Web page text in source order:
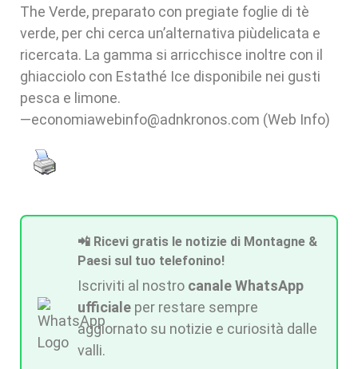
The Verde, preparato con pregiate foglie di tè
verde, per chi cerca un’alternativa piùdelicata e
ricercata. La gamma si arricchisce inoltre con il
ghiacciolo con Estathé Ice disponibile nei gusti
pesca e limone.
—economiawebinfo@adnkronos.com (Web Info)
📲 Ricevi gratis le notizie di Montagne &
Paesi sul tuo telefonino!
Iscriviti al nostro canale WhatsApp
ufficiale per restare sempre
aggiornato su notizie e curiosità dalle
valli.